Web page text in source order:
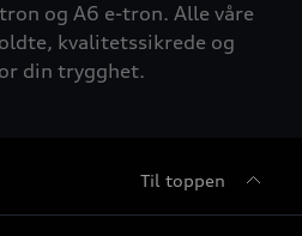
og A6 e-tron. Alle våre
kvalitetssikrede og
din trygghet.
Til toppen